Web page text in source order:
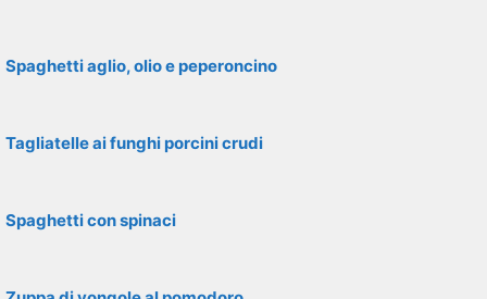
Spaghetti aglio, olio e peperoncino
Tagliatelle ai funghi porcini crudi
Spaghetti con spinaci